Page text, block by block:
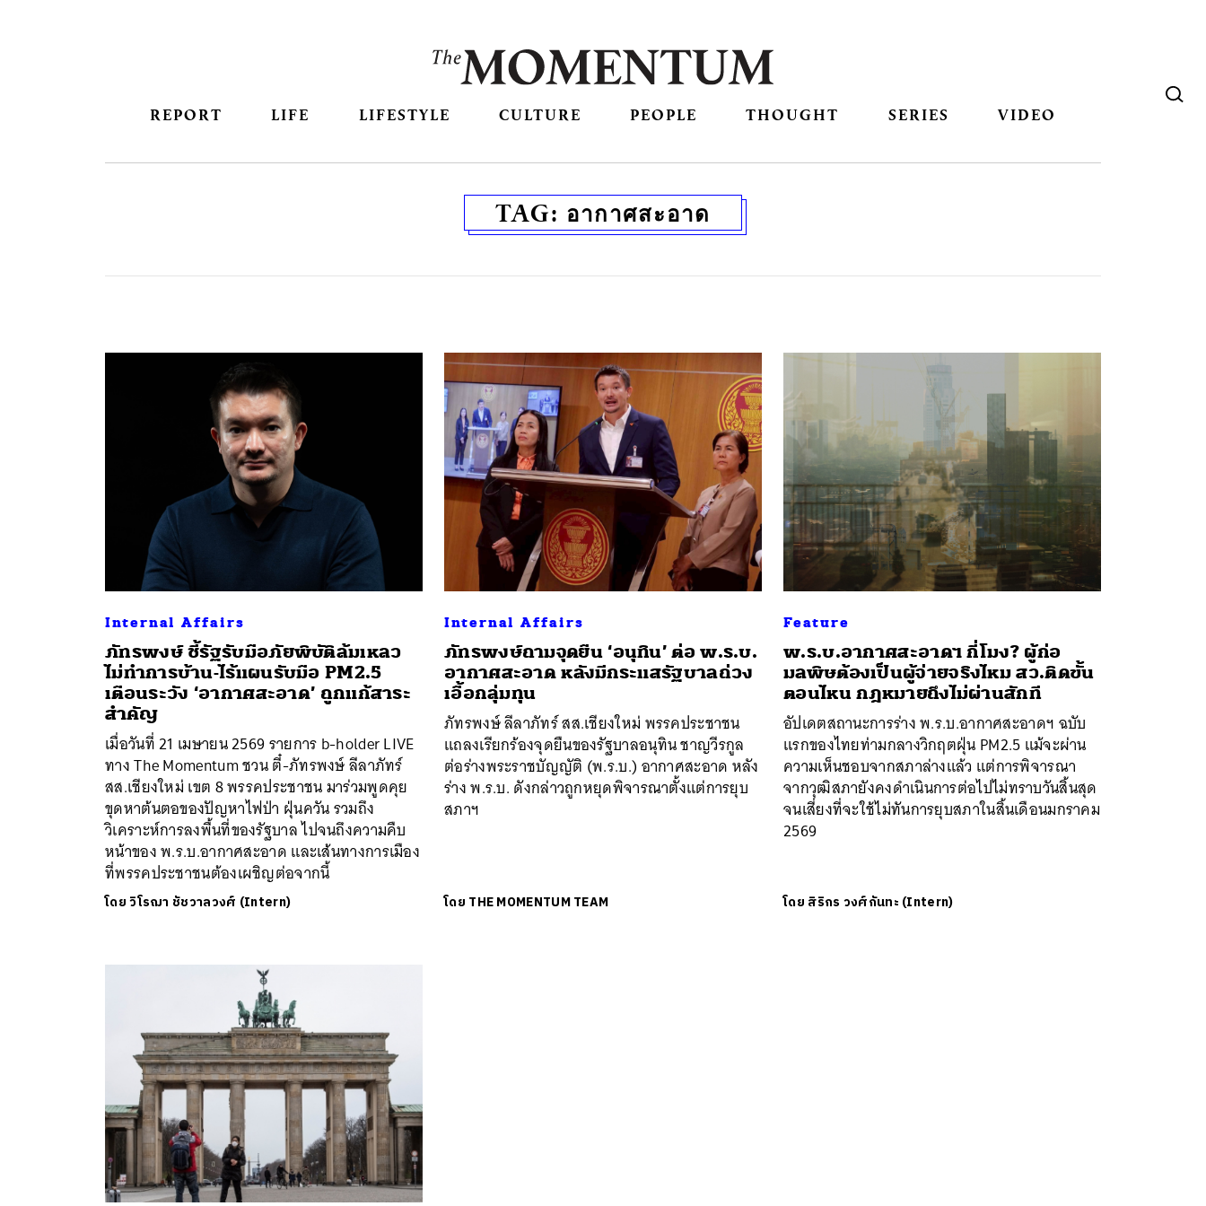
REPORT LIFE LIFESTYLE CULTURE PEOPLE THOUGHT SERIES VIDEO
TAG: อากาศสะอาด
Internal Affairs
ภัทรพงษ์ ชี้รัฐรับมือภัยพิบัติล้มเหลว
ไม่ทำการบ้าน-ไร้แผนรับมือ PM2.5
เตือนระวัง ‘อากาศสะอาด’ ถูกแก้สาระ
สำคัญ
เมื่อวันที่ 21 เมษายน 2569 รายการ b-holder LIVE
ทาง The Momentum ชวน ตี๋-ภัทรพงษ์ ลีลาภัทร์
สส.เชียงใหม่ เขต 8 พรรคประชาชน มาร่วมพูดคุย
ขุดหาต้นตอของปัญหาไฟป่า ฝุ่นควัน รวมถึง
วิเคราะห์การลงพื้นที่ของรัฐบาล ไปจนถึงความคืบ
หน้าของ พ.ร.บ.อากาศสะอาด และเส้นทางการเมือง
ที่พรรคประชาชนต้องเผชิญต่อจากนี้
โดยวิโรฌา ชัชวาลวงศ์ (Intern)
Internal Affairs
ภัทรพงษ์ถามจุดยืน ‘อนุทิน’ ต่อ พ.ร.บ.
อากาศสะอาด หลังมีกระแสรัฐบาลถ่วง
เอื้อกลุ่มทุน
ภัทรพงษ์ ลีลาภัทร์ สส.เชียงใหม่ พรรคประชาชน
แถลงเรียกร้องจุดยืนของรัฐบาลอนุทิน ชาญวีรกูล
ต่อร่างพระราชบัญญัติ (พ.ร.บ.) อากาศสะอาด หลัง
ร่าง พ.ร.บ. ดังกล่าวถูกหยุดพิจารณาตั้งแต่การยุบ
สภาฯ
โดย THE MOMENTUM TEAM
Feature
พ.ร.บ.อากาศสะอาดฯ กี่โมง? ผู้ก่อ
มลพิษต้องเป็นผู้จ่ายจริงไหม สว.ติดขั้น
ตอนไหน กฎหมายถึงไม่ผ่านสักที
อัปเดตสถานะการร่าง พ.ร.บ.อากาศสะอาดฯ ฉบับ
แรกของไทยท่ามกลางวิกฤตฝุ่น PM2.5 แม้จะผ่าน
ความเห็นชอบจากสภาล่างแล้ว แต่การพิจารณา
จากวุฒิสภายังคงดำเนินการต่อไปไม่ทราบวันสิ้นสุด
จนเสี่ยงที่จะใช้ไม่ทันการยุบสภาในสิ้นเดือนมกราคม
2569
โดย สิริกร วงศ์กันทะ (Intern)